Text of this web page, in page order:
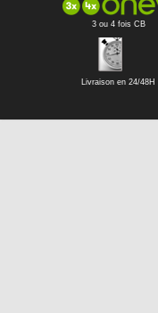
3 ou 4 fois CB
Livraison en 24/48H